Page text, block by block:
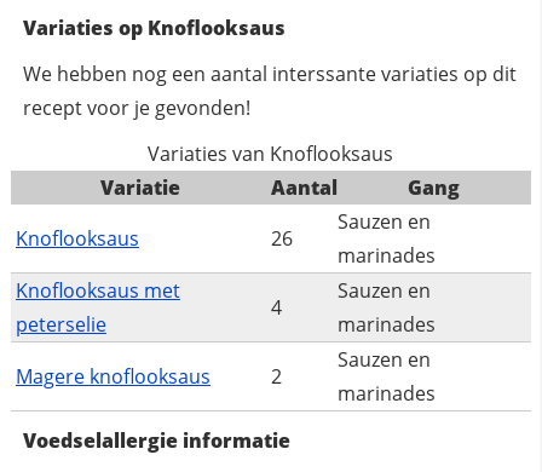
Variaties op Knoflooksaus
We hebben nog een aantal interssante variaties op dit
recept voor je gevonden!
Variaties van Knoflooksaus
Variatie
Aantal
Gang
Knoflooksaus
26
Sauzen en
marinades
Knoflooksaus met
peterselie
4
Sauzen en
marinades
Magere knoflooksaus
2
Sauzen en
marinades
Voedselallergie informatie